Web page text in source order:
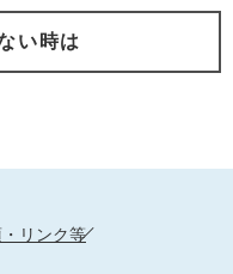
い時は
リンク等